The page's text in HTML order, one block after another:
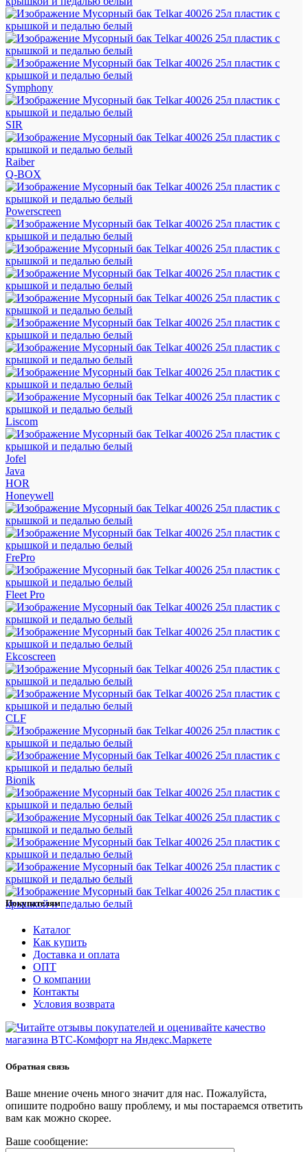
Symphony
SIR
Raiber
Q-BOX
Powerscreen
Liscom
Jofel
Java
HOR
Honeywell
FrePro
Fleet Pro
Ekcoscreen
CLF
Bionik
Покупателям
Каталог
Как купить
Доставка и оплата
ОПТ
О компании
Контакты
Условия возврата
Обратная связь
Ваше мнение очень много значит для нас. Пожалуйста,
опишите подробно вашу проблему, и мы постараемся ответить
вам как можно скорее.
Ваше сообщение: